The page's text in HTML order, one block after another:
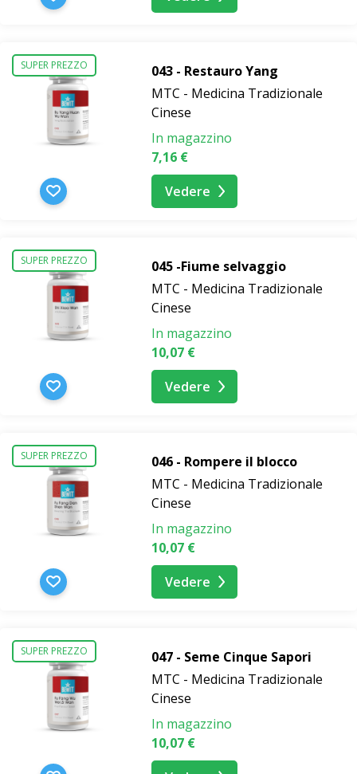
SUPER PREZZO
043 - Restauro Yang
MTC - Medicina Tradizionale
Cinese
In magazzino
7,16 €
Vedere
SUPER PREZZO
045 -Fiume selvaggio
MTC - Medicina Tradizionale
Cinese
In magazzino
10,07 €
Vedere
SUPER PREZZO
046 - Rompere il blocco
MTC - Medicina Tradizionale
Cinese
In magazzino
10,07 €
Vedere
SUPER PREZZO
047 - Seme Cinque Sapori
MTC - Medicina Tradizionale
Cinese
In magazzino
10,07 €